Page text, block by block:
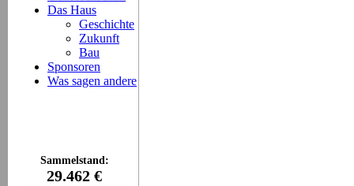
Das Haus
Geschichte
Zukunft
Bau
Sponsoren
Was sagen andere